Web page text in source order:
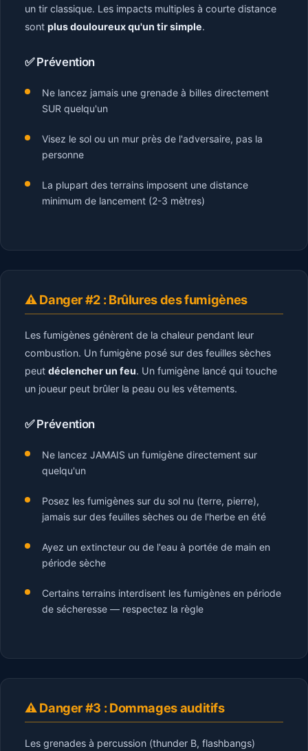
un tir classique. Les impacts multiples à courte distance
sont plus douloureux qu'un tir simple.
✅ Prévention
Ne lancez jamais une grenade à billes directement
SUR quelqu'un
Visez le sol ou un mur près de l'adversaire, pas la
personne
La plupart des terrains imposent une distance
minimum de lancement (2-3 mètres)
⚠️ Danger #2 : Brûlures des fumigènes
Les fumigènes génèrent de la chaleur pendant leur
combustion. Un fumigène posé sur des feuilles sèches
peut déclencher un feu. Un fumigène lancé qui touche
un joueur peut brûler la peau ou les vêtements.
✅ Prévention
Ne lancez JAMAIS un fumigène directement sur
quelqu'un
Posez les fumigènes sur du sol nu (terre, pierre),
jamais sur des feuilles sèches ou de l'herbe en été
Ayez un extincteur ou de l'eau à portée de main en
période sèche
Certains terrains interdisent les fumigènes en période
de sécheresse — respectez la règle
⚠️ Danger #3 : Dommages auditifs
Les grenades à percussion (thunder B, flashbangs)